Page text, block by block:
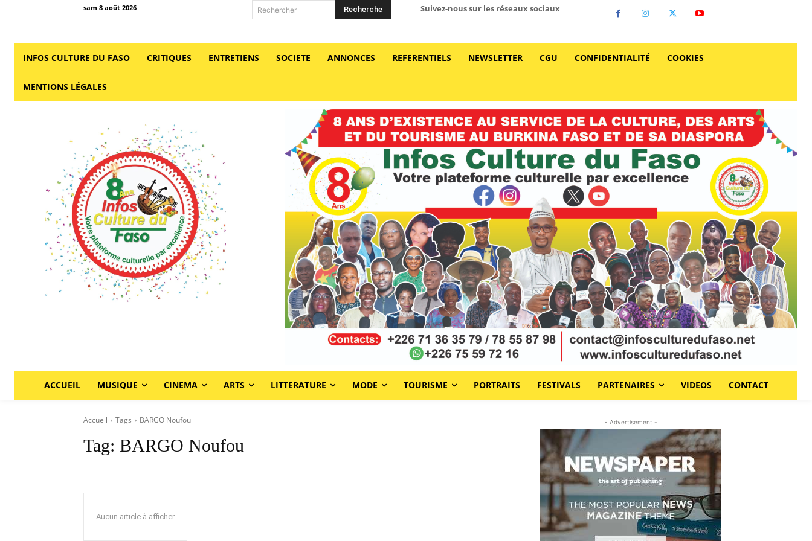
sam 8 août 2026 Rechercher Recherche Suivez-nous sur les réseaux sociaux
INFOS CULTURE DU FASO CRITIQUES ENTRETIENS SOCIETE ANNONCES REFERENTIELS NEWSLETTER CGU CONFIDENTIALITÉ COOKIES
MENTIONS LÉGALES
ACCUEIL MUSIQUE CINEMA ARTS LITTERATURE MODE TOURISME PORTRAITS FESTIVALS PARTENAIRES VIDEOS CONTACT
Accueil Tags BARGO Noufou
Tag: BARGO Noufou
Aucun article à afficher
- Advertisement -